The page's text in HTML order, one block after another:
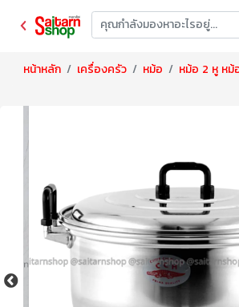
หน้าหลัก เครื่องครัว หม้อ หม้อ 2 หู หม้